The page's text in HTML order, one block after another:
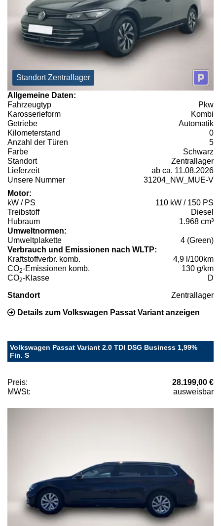
Standort Zentrallager
Allgemeine Daten:
Fahrzeugtyp
Pkw
Karosserieform
Kombi
Getriebe
Automatik
Kilometerstand
0
Anzahl der Türen
5
Farbe
Schwarz
Standort
Zentrallager
Lieferzeit
ab ca. 11.08.2026
Unsere Nummer
31204_NW_MUE-V
Motor:
kW / PS
110 kW / 150 PS
Treibstoff
Diesel
Hubraum
1.968 cm³
Umweltnormen:
Umweltplakette
4 (Green)
Verbrauch und Emissionen nach WLTP:
Kraftstoffverbr. komb.
4,9 l/100km
CO2-Emissionen komb.
130 g/km
CO2-Klasse D
Standort Zentrallager
Details zum Volkswagen Passat Variant anzeigen
Volkswagen Passat Variant 2.0 TDI DSG Business 1,99%
Fin. S
Preis:
28.199,00 €
MWSt:
ausweisbar